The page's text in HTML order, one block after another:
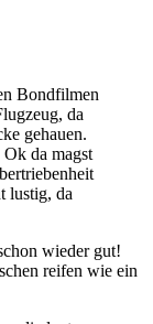
Bondfilmen
da
gehauen.
da magst
lustig, da
wieder gut!
reifen wie ein